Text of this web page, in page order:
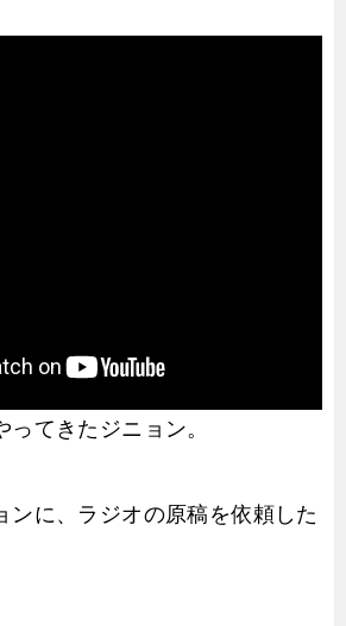
ってきたジニョン。
ンに、ラジオの原稿を依頼した